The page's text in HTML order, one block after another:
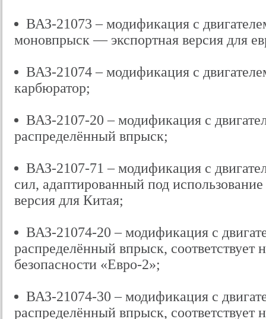
ВАЗ-21073 – модификация с
моновпрыск — экспортная версия для
ВАЗ-21074 – модификация с
карбюратор;
ВАЗ-2107-20 – модификация с
распределённый впрыск;
ВАЗ-2107-71 – модификация с
сил, адаптированный под
версия для Китая;
ВАЗ-21074-20 – модификация с
распределённый впрыск, соответствует
безопасности «Евро-2»;
ВАЗ-21074-30 – модификация с
распределённый впрыск, соответствует